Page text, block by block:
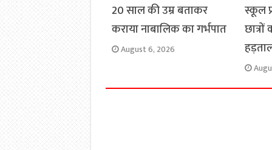
20 साल की उम्र बताकर
कराया नाबालिक का गर्भपात
August 6, 2026
स्कूल